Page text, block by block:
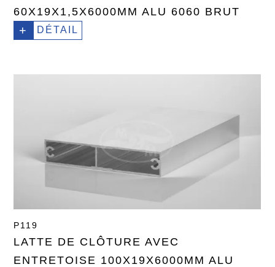
60X19X1,5X6000MM ALU 6060 BRUT
+ DÉTAIL
P119
LATTE DE CLÔTURE AVEC
ENTRETOISE 100X19X6000MM ALU